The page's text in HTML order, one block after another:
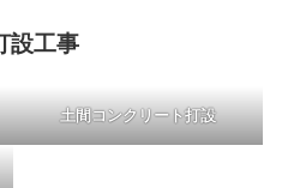
設工事
土間コンクリート打設